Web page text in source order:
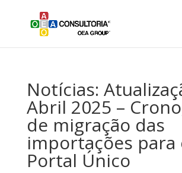
Notícias:
Abril 2025 –
de migração das
importações para
Portal Único